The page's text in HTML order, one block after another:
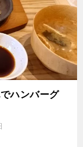
ハンバーグ